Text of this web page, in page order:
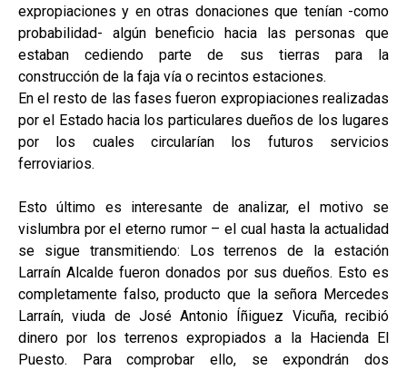
expropiaciones y en otras donaciones que tenían -como
probabilidad- algún beneficio hacia las personas que
estaban cediendo parte de sus tierras para la
construcción de la faja vía o recintos estaciones.
En el resto de las fases fueron expropiaciones realizadas
por el Estado hacia los particulares dueños de los lugares
por los cuales circularían los futuros servicios
ferroviarios.
Esto último es interesante de analizar, el motivo se
vislumbra por el eterno rumor – el cual hasta la actualidad
se sigue transmitiendo: Los terrenos de la estación
Larraín Alcalde fueron donados por sus dueños. Esto es
completamente falso, producto que la señora Mercedes
Larraín, viuda de José Antonio Íñiguez Vicuña, recibió
dinero por los terrenos expropiados a la Hacienda El
Puesto. Para comprobar ello, se expondrán dos